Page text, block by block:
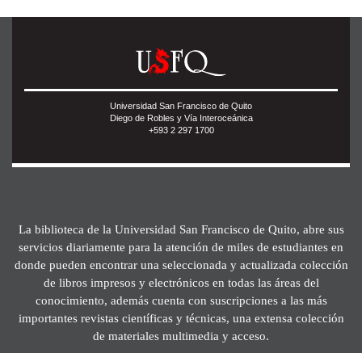
Universidad San Francisco de Quito
Diego de Robles y Vía Interoceánica
+593 2 297 1700
La biblioteca de la Universidad San Francisco de Quito, abre sus
servicios diariamente para la atención de miles de estudiantes en
donde pueden encontrar una seleccionada y actualizada colección
de libros impresos y electrónicos en todas las áreas del
conocimiento, además cuenta con suscripciones a las más
importantes revistas científicas y técnicas, una extensa colección
de materiales multimedia y acceso.